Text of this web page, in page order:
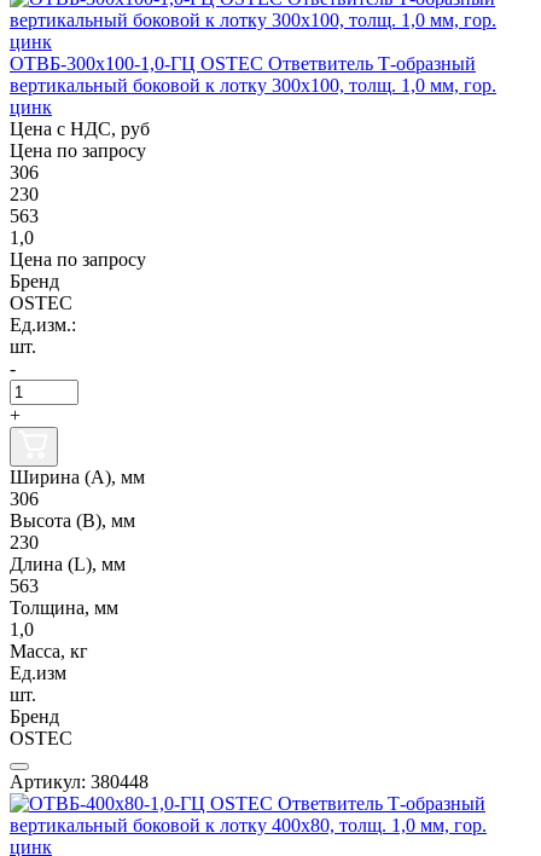
ОТВБ-300х100-1,0-ГЦ OSTEC Ответвитель Т-образный
вертикальный боковой к лотку 300х100, толщ. 1,0 мм, гор.
цинк
Цена с НДС, руб
Цена по запросу
306
230
563
1,0
Цена по запросу
Бренд
OSTEC
Ед.изм.:
шт.
-
+
Ширина (А), мм
306
Высота (В), мм
230
Длина (L), мм
563
Толщина, мм
1,0
Масса, кг
Ед.изм
шт.
Бренд
OSTEC
Артикул: 380448